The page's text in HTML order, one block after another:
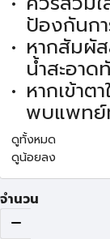
ป้องกันกา
หากสัมผั
น้ำสะอาด
หากเข้าต
พบแพท
ดูทั้งหมด
ดูน้อยลง
จำนวน